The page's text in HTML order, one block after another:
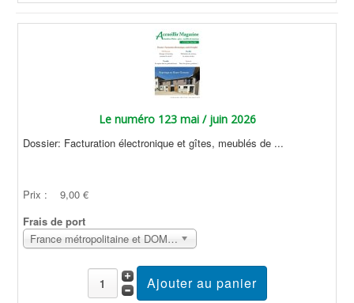
Le numéro 123 mai / juin 2026
Dossier: Facturation électronique et gîtes, meublés de ...
Prix :
9,00 €
Frais de port
France métropolitaine et DOM Sans surcoût